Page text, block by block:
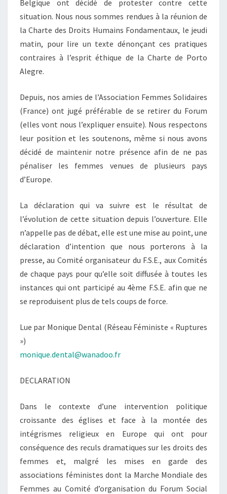
Belgique ont décidé de protester contre cette
situation. Nous nous sommes rendues à la réunion de
la Charte des Droits Humains Fondamentaux, le jeudi
matin, pour lire un texte dénonçant ces pratiques
contraires à l’esprit éthique de la Charte de Porto
Alegre.
Depuis, nos amies de l’Association Femmes Solidaires
(France) ont jugé préférable de se retirer du Forum
(elles vont nous l’expliquer ensuite). Nous respectons
leur position et les soutenons, même si nous avons
décidé de maintenir notre présence afin de ne pas
pénaliser les femmes venues de plusieurs pays
d’Europe.
La déclaration qui va suivre est le résultat de
l’évolution de cette situation depuis l’ouverture. Elle
n’appelle pas de débat, elle est une mise au point, une
déclaration d’intention que nous porterons à la
presse, au Comité organisateur du F.S.E., aux Comités
de chaque pays pour qu’elle soit diffusée à toutes les
instances qui ont participé au 4ème F.S.E. afin que ne
se reproduisent plus de tels coups de force.
Lue par Monique Dental (Réseau Féministe « Ruptures
»)
monique.dental@wanadoo.fr
DECLARATION
Dans le contexte d’une intervention politique
croissante des églises et face à la montée des
intégrismes religieux en Europe qui ont pour
conséquence des reculs dramatiques sur les droits des
femmes et, malgré les mises en garde des
associations féministes dont la Marche Mondiale des
Femmes au Comité d’organisation du Forum Social